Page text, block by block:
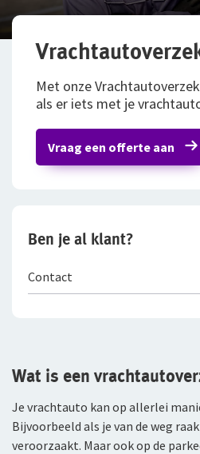
CAR- en
Rechtsbijstandverzekering
Inventaris/
Bestelautoverzekering
Verzuimverzekering
Nabestaandenverzekering
Met onze
als er iets met je
Vraag een offerte aan
Ben je al klant?
Contact
Wat is een
Je vrachtauto kan op allerlei
Bijvoorbeeld als je van de weg
veroorzaakt. Maar ook op de